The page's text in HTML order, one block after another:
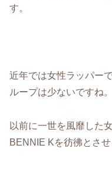
す。
近年では女性ラッパー
ループは少ないですね。
以前に一世を風靡した
BENNIE Kを彷彿とさせ